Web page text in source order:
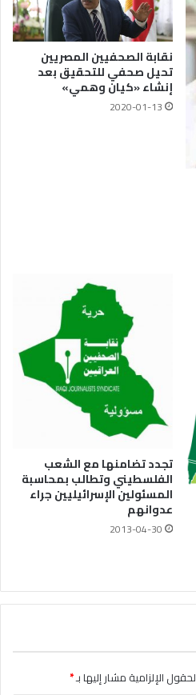
نقابة الصحفيين المصريين
تحيل صحفي للتحقيق بعد
إنشاء «كيان وهمي»
2020-01-13
تجدد تضامنها مع الشعب
الفلسطيني وتطالب بمحاسبة
المسئولين الإسرائيليين جراء
عدوانهم
2013-04-30
الإلزامية مشار إليها بـ*